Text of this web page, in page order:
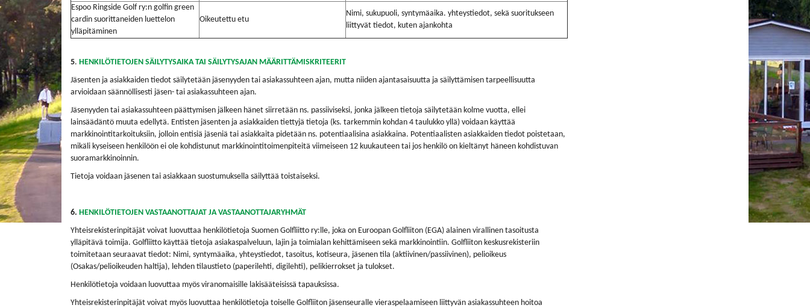
Espoo Ringside Golf ry:n golfin green
cardin suorittaneiden luettelon
ylläpitäminen
Oikeutettu etu
Nimi, sukupuoli, syntymäaika. yhteystiedot, sekä suoritukseen
liittyvät tiedot, kuten ajankohta
5. HENKILÖTIETOJEN SÄILYTYSAIKA TAI SÄILYTYSAJAN MÄÄRITTÄMISKRITEERIT
Jäsenten ja asiakkaiden tiedot säilytetään jäsenyyden tai asiakassuhteen ajan, mutta niiden ajantasaisuutta ja säilyttämisen tarpeellisuutta
arvioidaan säännöllisesti jäsen- tai asiakassuhteen ajan.
Jäsenyyden tai asiakassuhteen päättymisen jälkeen hänet siirretään ns. passiiviseksi, jonka jälkeen tietoja säilytetään kolme vuotta, ellei
lainsäädäntö muuta edellytä. Entisten jäsenten ja asiakkaiden tiettyjä tietoja (ks. tarkemmin kohdan 4 taulukko yllä) voidaan käyttää
markkinointitarkoituksiin, jolloin entisiä jäseniä tai asiakkaita pidetään ns. potentiaalisina asiakkaina. Potentiaalisten asiakkaiden tiedot poistetaan,
mikäli kyseiseen henkilöön ei ole kohdistunut markkinointitoimenpiteitä viimeiseen 12 kuukauteen tai jos henkilö on kieltänyt häneen kohdistuvan
suoramarkkinoinnin.
Tietoja voidaan jäsenen tai asiakkaan suostumuksella säilyttää toistaiseksi.
6. HENKILÖTIETOJEN VASTAANOTTAJAT JA VASTAANOTTAJARYHMÄT
Yhteisrekisterinpitäjät voivat luovuttaa henkilötietoja Suomen Golfliitto ry:lle, joka on Euroopan Golfliiton (EGA) alainen virallinen tasoitusta
ylläpitävä toimija. Golfliitto käyttää tietoja asiakaspalveluun, lajin ja toimialan kehittämiseen sekä markkinointiin. Golfliiton keskusrekisteriin
toimitetaan seuraavat tiedot: Nimi, syntymäaika, yhteystiedot, tasoitus, kotiseura, jäsenen tila (aktiivinen/passiivinen), pelioikeus
(Osakas/pelioikeuden haltija), lehden tilaustieto (paperilehti, digilehti), pelikierrokset ja tulokset.
Henkilötietoja voidaan luovuttaa myös viranomaisille lakisääteisissä tapauksissa.
Yhteisrekisterinpitäjät voivat myös luovuttaa henkilötietoja toiselle Golfliiton jäsenseuralle vieraspelaamiseen liittyvän asiakassuhteen hoitoa